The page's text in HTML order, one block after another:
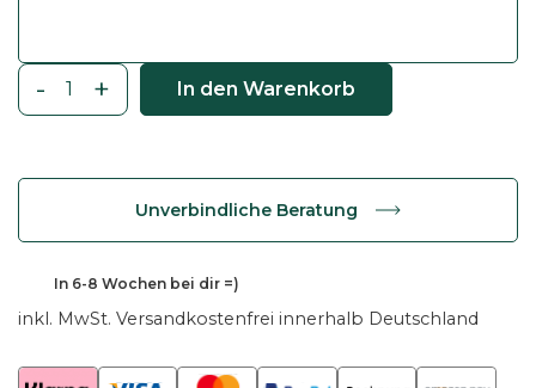
-
e
l
+ In den Warenkorb
Unverbindliche Beratung
In 6-8 Wochen bei dir =)
inkl. MwSt. Versandkostenfrei innerhalb Deutschland